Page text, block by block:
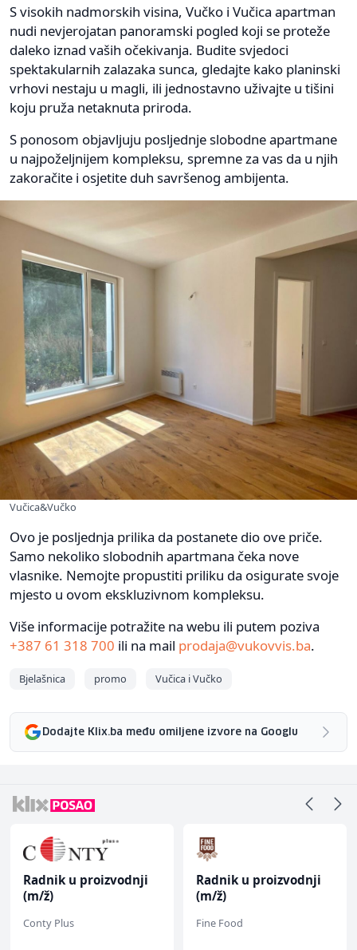
S visokih nadmorskih visina, Vučko i Vučica apartman
nudi nevjerojatan panoramski pogled koji se proteže
daleko iznad vaših očekivanja. Budite svjedoci
spektakularnih zalazaka sunca, gledajte kako planinski
vrhovi nestaju u magli, ili jednostavno uživajte u tišini
koju pruža netaknuta priroda.
S ponosom objavljuju posljednje slobodne apartmane
u najpoželjnijem kompleksu, spremne za vas da u njih
zakoračite i osjetite duh savršenog ambijenta.
Vučica&Vučko
Ovo je posljednja prilika da postanete dio ove priče.
Samo nekoliko slobodnih apartmana čeka nove
vlasnike. Nemojte propustiti priliku da osigurate svoje
mjesto u ovom ekskluzivnom kompleksu.
Više informacije potražite na webu ili putem poziva
+387 61 318 700 ili na mail prodaja@vukovvis.ba.
Bjelašnica promo Vučica i Vučko
Dodajte Klix.ba među omiljene izvore na Googlu
Radnik u proizvodnji
(m/ž)
Conty Plus
Radnik u proizvodnji
(m/ž)
Fine Food